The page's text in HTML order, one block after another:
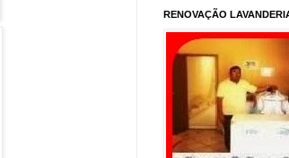
RENOVAÇÃO